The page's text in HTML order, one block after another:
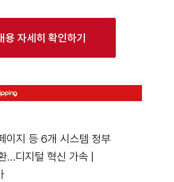
용 자세히 확인하기
이지 등 6개 시스템 정부
…디지털 혁신 가속 |